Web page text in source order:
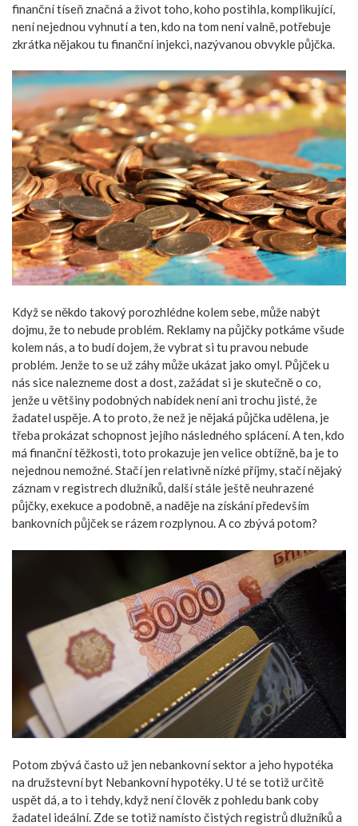
finanční tíseň značná a život toho, koho postihla, komplikující,
není nejednou vyhnutí a ten, kdo na tom není valně, potřebuje
zkrátka nějakou tu finanční injekci, nazývanou obvykle půjčka.
Když se někdo takový porozhlédne kolem sebe, může nabýt
dojmu, že to nebude problém. Reklamy na půjčky potkáme všude
kolem nás, a to budí dojem, že vybrat si tu pravou nebude
problém. Jenže to se už záhy může ukázat jako omyl. Půjček u
nás sice nalezneme dost a dost, zažádat si je skutečně o co,
jenže u většiny podobných nabídek není ani trochu jisté, že
žadatel uspěje. A to proto, že než je nějaká půjčka udělena, je
třeba prokázat schopnost jejího následného splácení. A ten, kdo
má finanční těžkosti, toto prokazuje jen velice obtížně, ba je to
nejednou nemožné. Stačí jen relativně nízké příjmy, stačí nějaký
záznam v registrech dlužníků, další stále ještě neuhrazené
půjčky, exekuce a podobně, a naděje na získání především
bankovních půjček se rázem rozplynou. A co zbývá potom?
Potom zbývá často už jen nebankovní sektor a jeho hypotéka
na družstevní byt Nebankovní hypotéky. U té se totiž určitě
uspět dá, a to i tehdy, když není člověk z pohledu bank coby
žadatel ideální. Zde se totiž namísto čistých registrů dlužníků a